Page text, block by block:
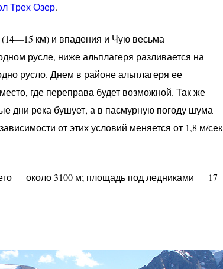
Трех Озер.
(14—15 км) и впадения и Чую весьма
русле, ниже альплагеря разливается на
русло. Днем в районе альплагеря ее
где переправа будет возможной. Так же
дни река бушует, а в пасмурную погоду шума
от этих условий меняется от 1,8 м/сек
— около 3100 м; площадь под ледниками — 17